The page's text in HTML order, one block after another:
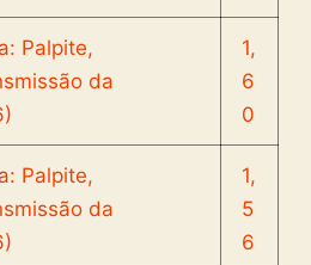
1,
6
0
1,
5
6